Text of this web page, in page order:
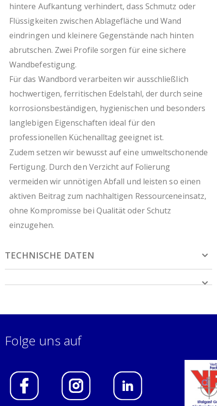
hintere Aufkantung verhindert, dass Schmutz oder
Flüssigkeiten zwischen Ablagefläche und Wand
eindringen und kleinere Gegenstände nach hinten
abrutschen. Zwei Profile sorgen für eine sichere
Wandbefestigung.
Für das Wandbord verarbeiten wir ausschließlich
hochwertigen, ferritischen Edelstahl, der durch seine
korrosionsbeständigen, hygienischen und besonders
langlebigen Eigenschaften ideal für den
professionellen Küchenalltag geeignet ist.
Zudem setzen wir bewusst auf eine umweltschonende
Fertigung. Durch den Verzicht auf Folierung
vermeiden wir unnötigen Abfall und leisten so einen
aktiven Beitrag zum nachhaltigen Ressourceneinsatz,
ohne Kompromisse bei Qualität oder Schutz
einzugehen.
TECHNISCHE DATEN
Folge uns auf